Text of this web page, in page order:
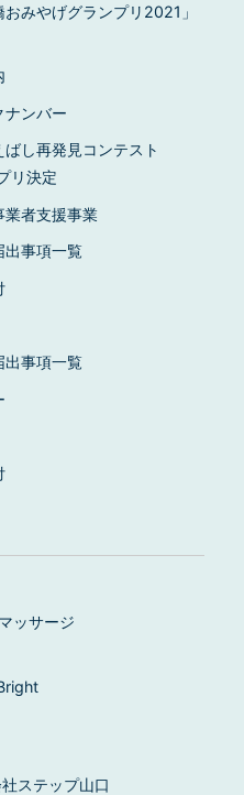
おみやげグランプリ2021」
ナンバー
ばし再発見コンテスト
リ決定
業者支援事業
出事項一覧
出事項一覧
ッサージ
ステップ山口